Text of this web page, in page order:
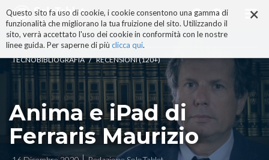
×
Questo sito fa uso di cookie, i cookie consentono una gamma di
funzionalità che migliorano la tua fruizione del sito. Utilizzando il
sito, verrà accettato l'uso dei cookie in conformità con le nostre
linee guida. Per saperne di più clicca qui.
ai
contenuti.
|
alla
navigazione
TECNOBIBLIOGRAFIA / RECENSIONI (120+)
Anima e iPad di
Ferraris Maurizio